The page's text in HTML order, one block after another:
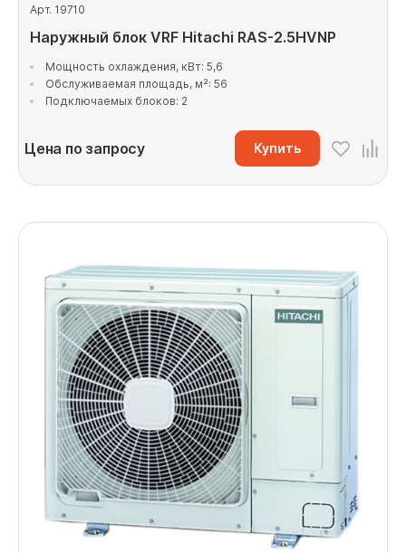
Арт. 19710
Наружный блок VRF Hitachi RAS-2.5HVNP
Мощность охлаждения, кВт: 5,6
Обслуживаемая площадь, м²: 56
Подключаемых блоков: 2
Цена по запросу Купить